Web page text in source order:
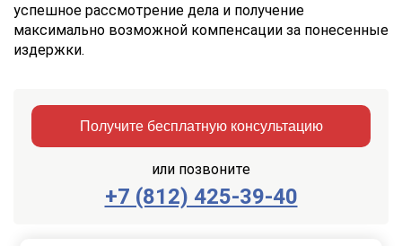
успешное рассмотрение дела и получение
максимально возможной компенсации за понесенные
издержки.
Получите бесплатную консультацию
или позвоните
+7 (812) 425-39-40
Заказать